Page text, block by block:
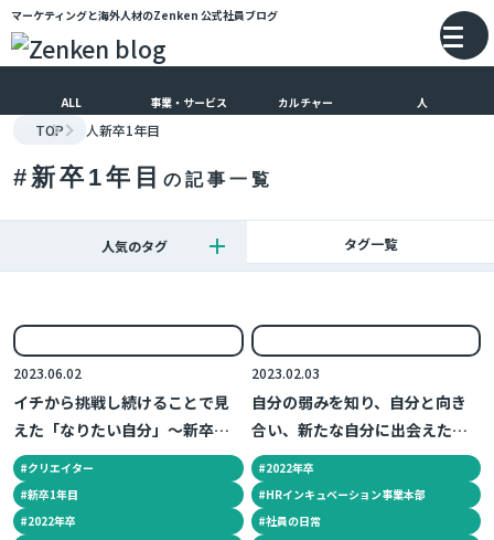
メインコンテンツにスキップ
マーケティングと海外人材のZenken 公式社員ブログ
ALL 事業・サービス カルチャー 人
TOP 人新卒1年目
#新卒1年目 の記事一覧
人気のタグ タグ一覧
イチから挑戦し続けることで見
えた「なりたい自分」～新卒１
年目の日常～
2023.06.02
#クリエイター
#新卒1年目
#2022年卒
自分の弱みを知り、自分と向き
合い、新たな自分に出会えた～
新卒1年目の日常～
2023.02.03
#2022年卒
#HRインキュベーション事業本部
#社員の日常